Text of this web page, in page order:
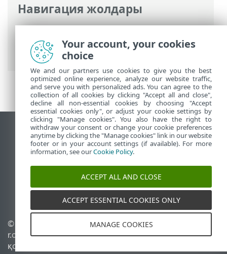
Навигация жолдары
ESET онлайн анықтамасы>ESET Small
Business Security>Жұмысты бастау>
Қосу Anti-Theft
Жұмыс үстеліндегі сайтты қарау
End of Life
ESET білім қоры
ESET форумы
ESET Status Portal
Аймақтық қолдау
© 1992 - 2026 ESET, spol. s
r.o. - Барлық құқықтары
қорғалған.
Cookie файлдарын
басқару
Your account, your cookies
choice
We and our partners use cookies to give you the best
optimized online experience, analyze our website traffic,
and serve you with personalized ads. You can agree to the
collection of all cookies by clicking "Accept all and close",
decline all non-essential cookies by choosing "Accept
essential cookies only", or adjust your cookie settings by
clicking "Manage cookies". You also have the right to
withdraw your consent or change your cookie preferences
anytime by clicking the "Manage cookies" link in our website
footer or in your account settings (if available). For more
information, see ourCookie Policy.
ACCEPT ALL AND CLOSE
ACCEPT ESSENTIAL COOKIES ONLY
MANAGE COOKIES